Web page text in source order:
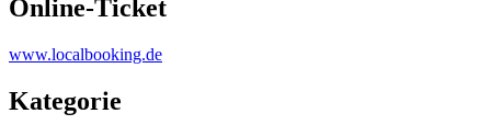
Online-Ticket
www.localbooking.de
Kategorie